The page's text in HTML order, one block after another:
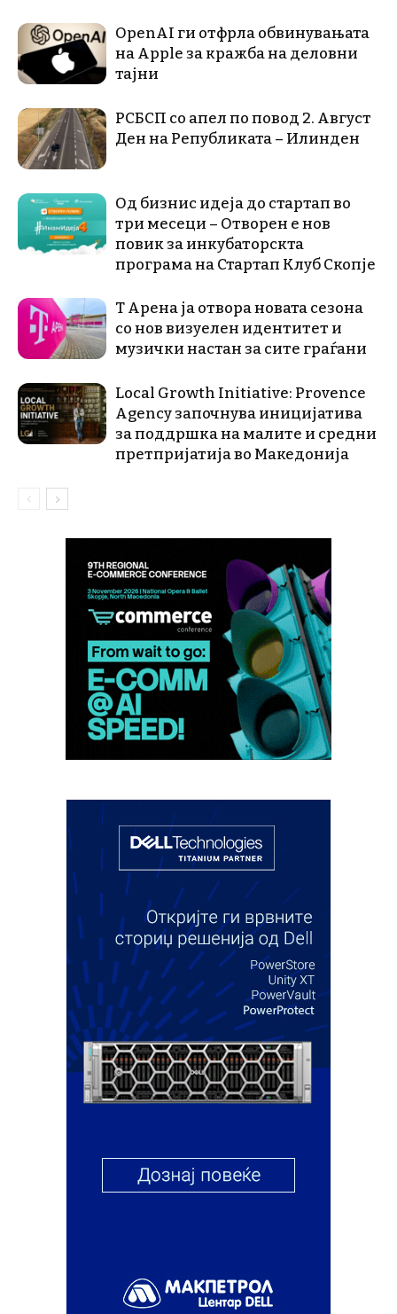
OpenAI ги отфрла обвинувањата
на Apple за кражба на деловни
тајни
РСБСП со апел по повод 2. Август
Ден на Републиката – Илинден
Од бизнис идеја до стартап во
три месеци – Отворен е нов
повик за инкубаторскта
програма на Стартап Клуб Скопје
Т Арена ја отвора новата сезона
со нов визуелен идентитет и
музички настан за сите граѓани
Local Growth Initiative: Provence
Agency започнува иницијатива
за поддршка на малите и средни
претпријатија во Македонија